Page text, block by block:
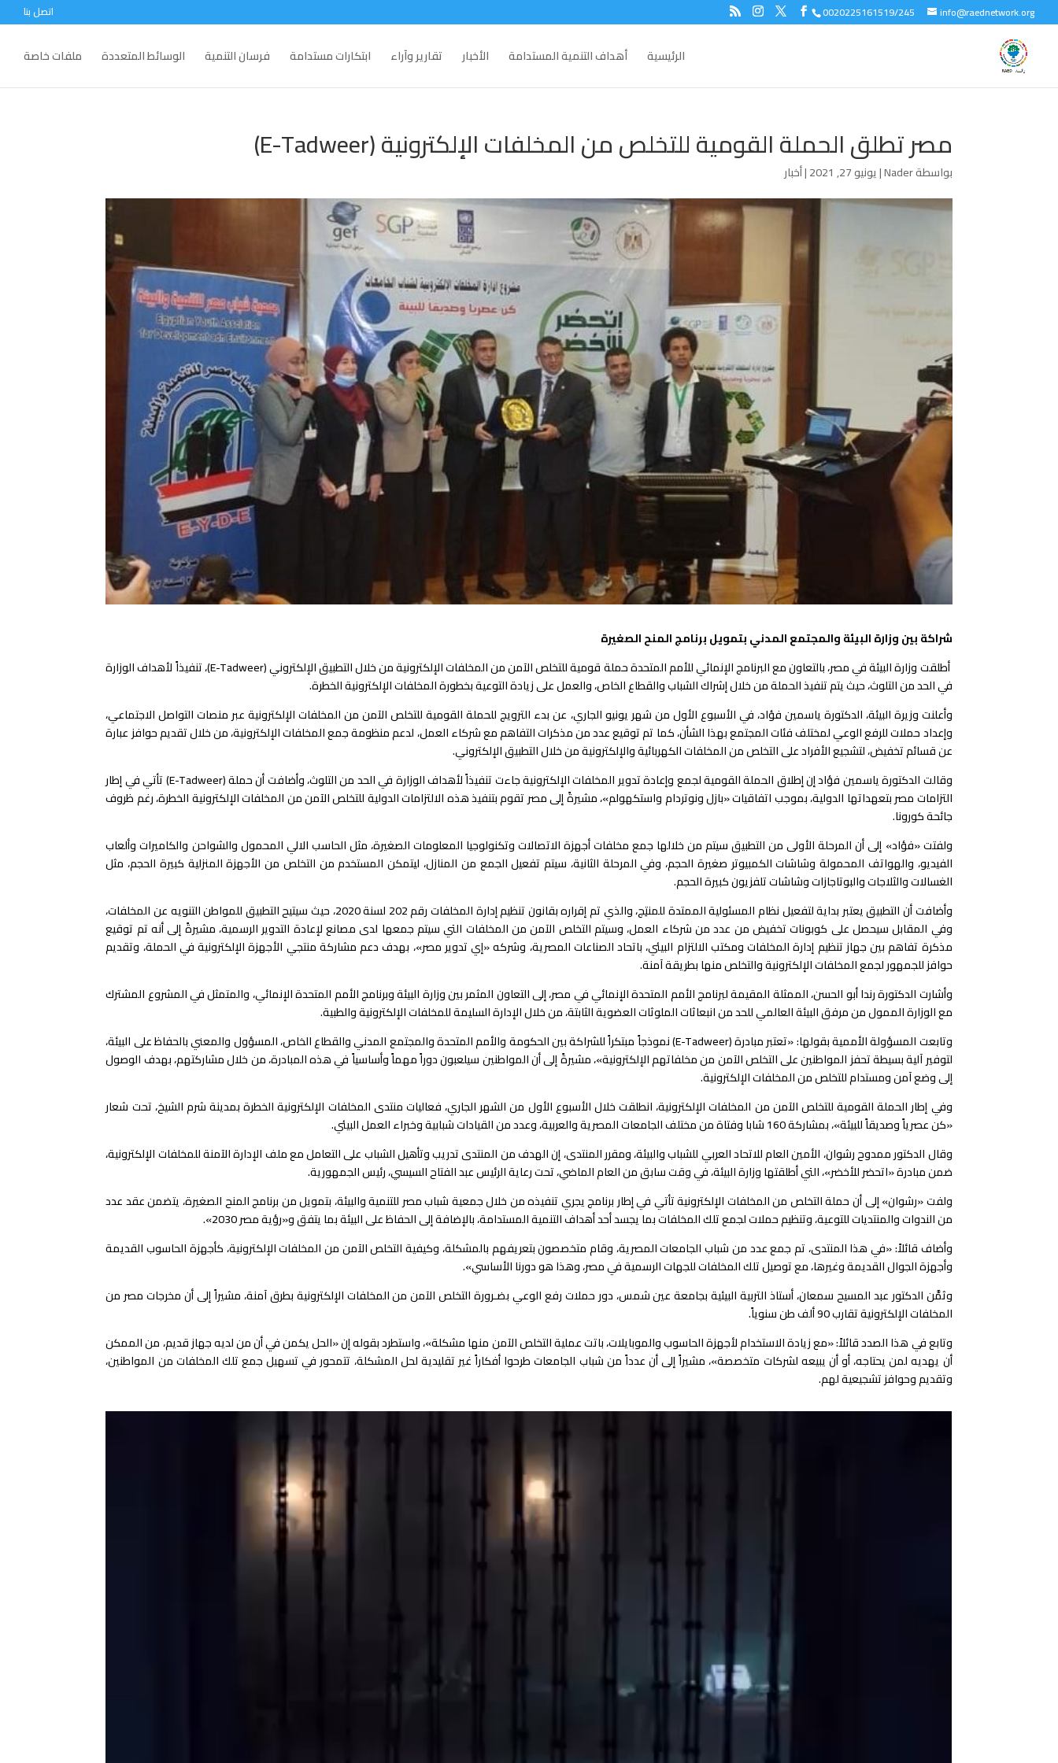
0020225161519/245 info@raednetwork.org اتصل بنا
الرئيسية أهداف التنمية المستدامة الأخبار تقارير وآراء ابتكارات مستدامة فرسان التنمية الوسائط المتعددة ملفات خاصة
مصر تطلق الحملة القومية للتخلص من المخلفات الإلكترونية (E-Tadweer)
بواسطةNader
|يونيو 27, 2021 |أخبار
شراكة بين وزارة البيئة والمجتمع المدني بتمويل برنامج المنح الصغيرة
أطلقت وزارة البيئة في مصر، بالتعاون مع البرنامج الإنمائي للأمم المتحدة حملة قومية للتخلص الآمن من المخلفات الإلكترونية من خلال التطبيق الإلكتروني (E-Tadweer)، تنفيذاً لأهداف الوزارة
في الحد من التلوث، حيث يتم تنفيذ الحملة من خلال إشراك الشباب والقطاع الخاص، والعمل على زيادة التوعية بخطورة المخلفات الإلكترونية الخطرة.
وأعلنت وزيرة البيئة، الدكتورة ياسمين فؤاد، في الأسبوع الأول من شهر يونيو الجاري، عن بدء الترويج للحملة القومية للتخلص الآمن من المخلفات الإلكترونية عبر منصات التواصل الاجتماعي،
وإعداد حملات للرفع الوعي لمختلف فئات المجتمع بهذا الشأن، كما تم توقيع عدد من مذكرات التفاهم مع شركاء العمل، لدعم منظومة جمع المخلفات الإلكترونية، من خلال تقديم حوافز عبارة
عن قسائم تخفيض، لتشجيع الأفراد على التخلص من المخلفات الكهربائية والإلكترونية من خلال التطبيق الإلكتروني.
وقالت الدكتورة ياسمين فؤاد إن إطلاق الحملة القومية لجمع وإعادة تدوير المخلفات الإلكترونية جاءت تنفيذاً لأهداف الوزارة في الحد من التلوث، وأضافت أن حملة (E-Tadweer) تأتي في إطار
التزامات مصر بتعهداتها الدولية، بموجب اتفاقيات «بازل ونوتردام واستكهولم»، مشيرةً إلى مصر تقوم بتنفيذ هذه الالتزامات الدولية للتخلص الآمن من المخلفات الإلكترونية الخطرة، رغم ظروف
جائحة كورونا.
ولفتت «فؤاد» إلى أن المرحلة الأولى من التطبيق سيتم من خلالها جمع مخلفات أجهزة الاتصالات وتكنولوجيا المعلومات الصغيرة، مثل الحاسب الالي المحمول والشواحن والكاميرات وألعاب
الفيديو، والهواتف المحمولة وشاشات الكمبيوتر صغيرة الحجم، وفي المرحلة الثانية، سيتم تفعيل الجمع من المنازل، ليتمكن المستخدم من التخلص من الأجهزة المنزلية كبيرة الحجم، مثل
الغسالات والثلاجات والبوتاجازات وشاشات تلفزيون كبيرة الحجم.
وأضافت أن التطبيق يعتبر بداية لتفعيل نظام المسئولية الممتدة للمنتِج، والذي تم إقراره بقانون تنظيم إدارة المخلفات رقم 202 لسنة 2020، حيث سيتيح التطبيق للمواطن التنويه عن المخلفات،
وفي المقابل سيحصل على كوبونات تخفيض من عدد من شركاء العمل، وسيتم التخلص الآمن من المخلفات التي سيتم جمعها لدى مصانع لإعادة التدوير الرسمية، مشيرةً إلى أنه تم توقيع
مذكرة تفاهم بين جهاز تنظيم إدارة المخلفات ومكتب الالتزام البيئي، باتحاد الصناعات المصرية، وشركه «إي تدوير مصر»، بهدف دعم مشاركة منتجي الأجهزة الإلكترونية في الحملة، وتقديم
حوافز للجمهور لجمع المخلفات الإلكترونية والتخلص منها بطريقة آمنة.
وأشارت الدكتورة رندا أبو الحسن، الممثلة المقيمة لبرنامج الأمم المتحدة الإنمائي في مصر، إلى التعاون المثمر بين وزارة البيئة وبرنامج الأمم المتحدة الإنمائي، والمتمثل في المشروع المشترك
مع الوزارة الممول من مرفق البيئة العالمي للحد من انبعاثات الملوثات العضوية الثابتة، من خلال الإدارة السليمة للمخلفات الإلكترونية والطبية.
وتابعت المسؤولة الأممية بقولها: «تعتبر مبادرة (E-Tadweer) نموذجاً مبتكراً للشراكة بين الحكومة والأمم المتحدة والمجتمع المدني والقطاع الخاص، المسؤول والمعني بالحفاظ على البيئة،
لتوفير آلية بسيطة تحفز المواطنين على التخلص الآمن من مخلفاتهم الإلكترونية»، مشيرةً إلى أن المواطنين سيلعبون دوراً مهماً وأساسياً في هذه المبادرة، من خلال مشاركتهم، بهدف الوصول
إلى وضع آمن ومستدام للتخلص من المخلفات الإلكترونية.
وفي إطار الحملة القومية للتخلص الآمن من المخلفات الإلكترونية، انطلقت خلال الأسبوع الأول من الشهر الجاري، فعاليات منتدى المخلفات الإلكترونية الخطرة بمدينة شرم الشيخ، تحت شعار
«كن عصرياً وصديقاً للبيئة»، بمشاركة 160 شابا وفتاة من مختلف الجامعات المصرية والعربية، وعدد من القيادات شبابية وخبراء العمل البيئي.
وقال الدكتور ممدوح رشوان، الأمين العام للاتحاد العربي للشباب والبيئة، ومقرر المنتدى، إن الهدف من المنتدى تدريب وتأهيل الشباب على التعامل مع ملف الإدارة الآمنة للمخلفات الإلكترونية،
ضمن مبادرة «اتحضر للأخضر»، التي أطلقتها وزارة البيئة، في وقت سابق من العام الماضي، تحت رعاية الرئيس عبد الفتاح السيسي، رئيس الجمهورية.
ولفت «رشوان» إلى أن حملة التخلص من المخلفات الإلكترونية تأتي في إطار برنامج يجري تنفيذه من خلال جمعية شباب مصر للتنمية والبيئة، بتمويل من برنامج المنح الصغيرة، يتضمن عقد عدد
من الندوات والمنتديات للتوعية، وتنظيم حملات لجمع تلك المخلفات بما يجسد أحد أهداف التنمية المستدامة، بالإضافة إلى الحفاظ على البيئة بما يتفق و«رؤية مصر 2030».
وأضاف قائلاً: «في هذا المنتدى، تم جمع عدد من شباب الجامعات المصرية، وقام متخصصون بتعريفهم بالمشكلة، وكيفية التخلص الآمن من المخلفات الإلكترونية، كأجهزة الحاسوب القديمة
وأجهزة الجوال القديمة وغيرها، مع توصيل تلك المخلفات للجهات الرسمية في مصر، وهذا هو دورنا الأساسي».
وثمَّن الدكتور عبد المسيح سمعان، أستاذ التربية البيئية بجامعة عين شمس، دور حملات رفع الوعي بضـرورة التخلص الآمن من المخلفات الإلكترونية بطرق آمنة، مشيراً إلى أن مخرجات مصر من
المخلفات الإلكترونية تقارب 90 ألف طن سنوياً.
وتابع في هذا الصدد قائلاً: «مع زيادة الاستخدام لأجهزة الحاسوب والموبايلات، باتت عملية التخلص الآمن منها مشكلة»، واستطرد بقوله إن «الحل يكمن في أن من لديه جهاز قديم، من الممكن
أن يهديه لمن يحتاجه، أو أن يبيعه لشركات متخصصة»، مشيراً إلى أن عدداً من شباب الجامعات طرحوا أفكاراً غير تقليدية لحل المشكلة، تتمحور في تسهيل جمع تلك المخلفات من المواطنين،
وتقديم وحوافز تشجيعية لهم.